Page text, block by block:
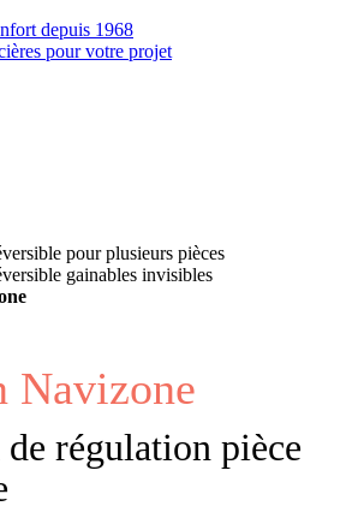
depuis 1968
pour votre projet
pour plusieurs pièces
gainables invisibles
Navizone
régulation pièce